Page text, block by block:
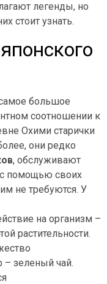
легенды, но
стоит узнать.
большое
соотношении к
Охими старички
они редко
, обслуживают
с помощью своих
не требуются. У
на организм –
растительности.
– зеленый чай.